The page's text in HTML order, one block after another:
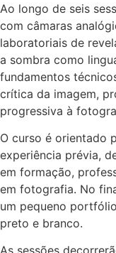
Ao longo de seis
com câmaras
laboratoriais de
a sombra como
fundamentos
crítica da imagem,
progressiva à
O curso é orientado
experiência prévia,
em formação,
em fotografia. No
um pequeno
preto e branco.